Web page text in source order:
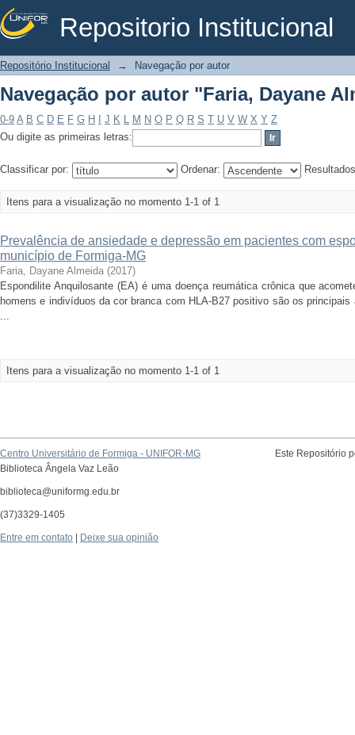
Repositorio Institucional
Navegação por autor "Faria, Dayane
Repositório Institucional → Navegação por autor
Navegação por autor "Faria, Dayane
0-9 A B C D E F G H J K L M N O P Q R S T U V W X Y Z
Ou digite as primeiras letras:
Classificar por: Ordenar:
Itens para a visualização no momento 1-1 of 1
Prevalência de ansiedade e depressão em pacientes com
município de Formiga-MG
Faria, Dayane Almeida (2017)
Espondilite Anquilosante (EA) é uma doença reumática crônica que
homens e indivíduos da cor branca com HLA-B27 positivo são os
...
Itens para a visualização no momento 1-1 of 1
Centro Universitário de Formiga - UNIFOR-MG
Biblioteca Ângela Vaz Leão
biblioteca@uniformg.edu.br
(37)3329-1405
Este Repositório
Entre em contato Deixe sua opinião